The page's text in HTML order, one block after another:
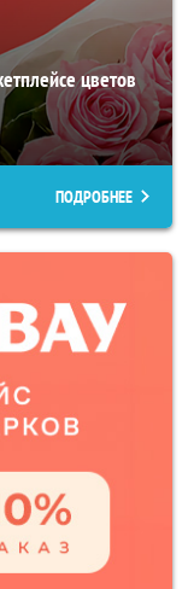
цветов
ПОДРОБНЕЕ